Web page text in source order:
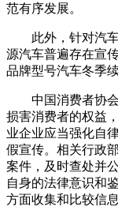
范有序发展。
此外，针对汽
源汽车普遍存在宣
品牌型号汽车冬季
中国消费者协
损害消费者的权益
业企业应当强化自
假宣传。相关行政
案件，及时查处并
自身的法律意识和
方面收集和比较信